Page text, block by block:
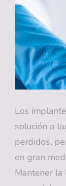
Los
solución a
perdidos,
en gran
Mantener